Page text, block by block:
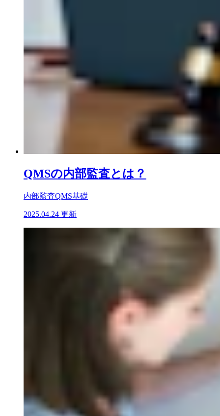
QMSの内部監査とは？
内部監査QMS基礎
2025.04.24 更新